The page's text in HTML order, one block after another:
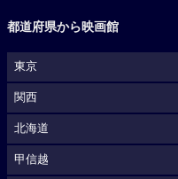
都道府県から映画館
東京
関西
北海道
甲信越